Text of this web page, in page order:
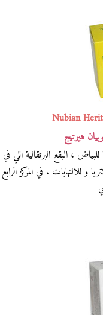
Nubian
هيرتيج
، البقع البرتقالية اللي في
للالتهابات . في المركز الرابع